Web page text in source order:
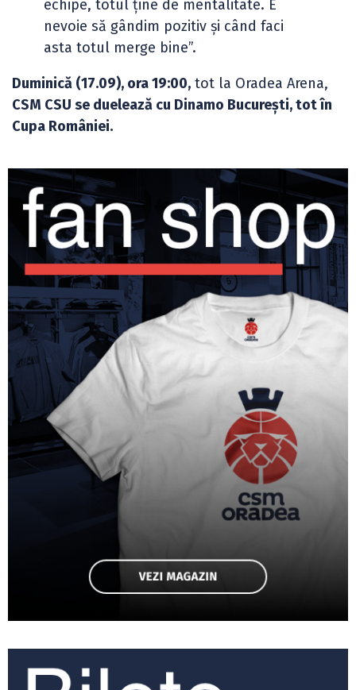
echipe, totul ține de mentalitate. E
nevoie să gândim pozitiv și când faci
asta totul merge bine”.
Duminică (17.09), ora 19:00, tot la Oradea Arena,
CSM CSU se duelează cu Dinamo București, tot în
Cupa României.